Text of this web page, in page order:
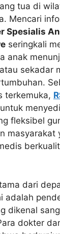
tua di
Mencari
Spesialis
seringkali
anak
sekadar
terkemuka,
fleksibel
masyarakat
dari
adalah
dikenal
dokter